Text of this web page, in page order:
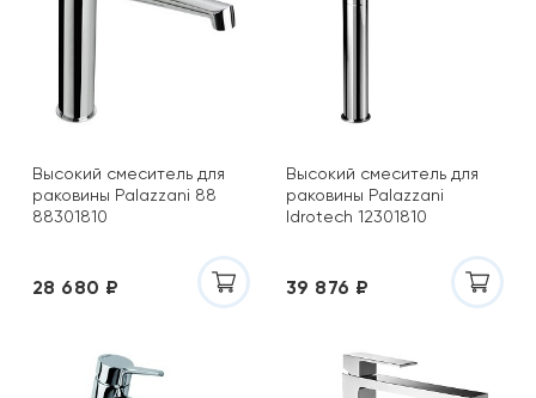
Высокий смеситель для
раковины Palazzani 88
88301810
28 680 ₽
Высокий смеситель для
раковины Palazzani
Idrotech 12301810
39 876 ₽